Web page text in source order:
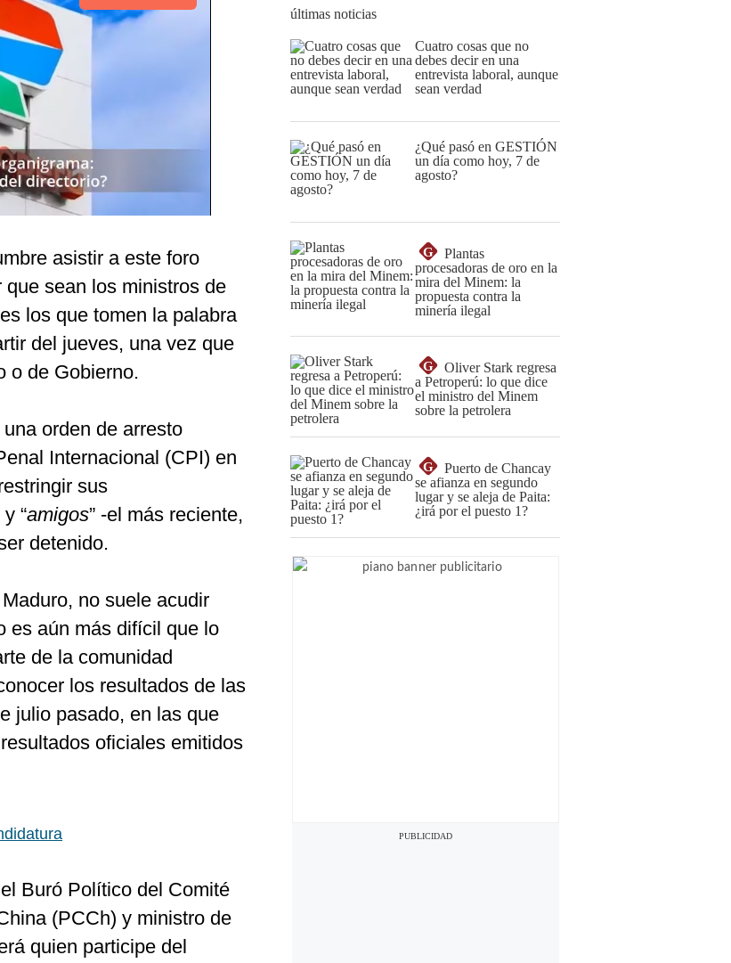
asistir a este foro
sean los ministros de
los que tomen la palabra
del jueves, una vez que
o de Gobierno.
orden de arresto
Internacional (CPI) en
sus
“amigos” -el más reciente,
detenido.
no suele acudir
es aún más difícil que lo
de la comunidad
los resultados de las
julio pasado, en las que
oficiales emitidos
Buró Político del Comité
(PCCh) y ministro de
quien participe del
últimas noticias
Cuatro cosas que no
debes decir en una
entrevista laboral, aunque
sean verdad
¿Qué pasó en GESTIÓN
un día como hoy, 7 de
agosto?
G
Plantas
procesadoras de oro en la
mira del Minem: la
propuesta contra la
minería ilegal
G
Oliver Stark regresa
a Petroperú: lo que dice
el ministro del Minem
sobre la petrolera
G
Puerto de Chancay
se afianza en segundo
lugar y se aleja de Paita:
¿irá por el puesto 1?